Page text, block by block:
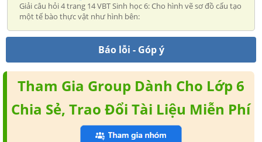
Giải câu hỏi 4 trang 14 VBT Sinh học 6: Cho hình vẽ sơ đồ cấu tạo
một tế bào thực vật như hình bên:
Báo lỗi - Góp ý
Tham Gia Group Dành Cho Lớp 6
Chia Sẻ, Trao Đổi Tài Liệu Miễn Phí